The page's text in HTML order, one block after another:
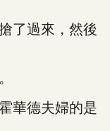
了過來，然後
華德夫婦的是